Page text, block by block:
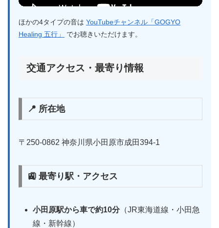
ほかの4タイプの音は YouTubeチャンネル「GOGYO
Healing 五行」
でお聴きいただけます。
交通アクセス・最寄り情報
📍 所在地
〒250-0862 神奈川県小田原市成田394-1
🚉 最寄り駅・アクセス
小田原駅から車で約10分（JR東海道線・小田急
線・新幹線）